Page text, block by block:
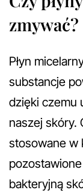
zmywać?
Płyn
substancje
dzięki czemu
naszej skóry.
stosowane w
bakteryjną